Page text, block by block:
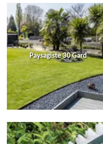
Paysagiste 30 Gard